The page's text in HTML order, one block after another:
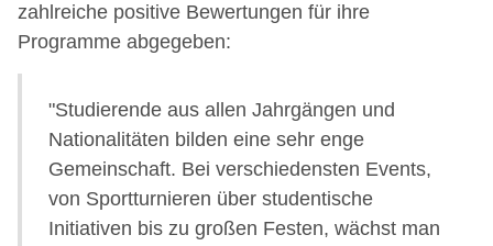
zahlreiche positive Bewertungen für ihre
Programme abgegeben:
"Studierende aus allen Jahrgängen und
Nationalitäten bilden eine sehr enge
Gemeinschaft. Bei verschiedensten Events,
von Sportturnieren über studentische
Initiativen bis zu großen Festen, wächst man